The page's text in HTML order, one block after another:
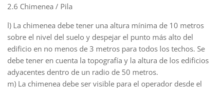
2.6 Chimenea / Pila
l) La chimenea debe tener una altura mínima de 10 metros
sobre el nivel del suelo y despejar el punto más alto del
edificio en no menos de 3 metros para todos los techos. Se
debe tener en cuenta la topografía y la altura de los edificios
adyacentes dentro de un radio de 50 metros.
m) La chimenea debe ser visible para el operador desde el